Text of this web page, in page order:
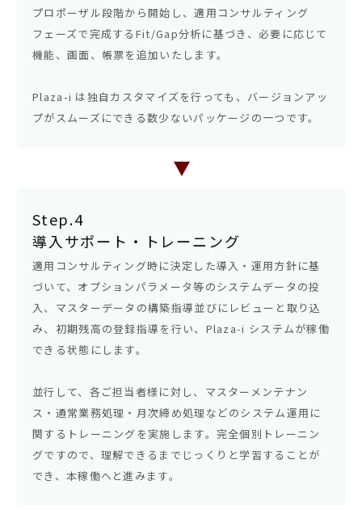
プロポーザル段階から開始し、適用コンサルティング
フェーズで完成するFit/Gap分析に基づき、必要に応じて
機能、画面、帳票を追加いたします。
Plaza-i は独自カスタマイズを行っても、バージョンアッ
プがスムーズにできる数少ないパッケージの一つです。
Step.4
導入サポート・トレーニング
適用コンサルティング時に決定した導入・運用方針に基
づいて、オプションパラメータ等のシステムデータの投
入、マスターデータの構築指導並びにレビューと取り込
み、初期残高の登録指導を行い、Plaza-i システムが稼働
できる状態にします。
並行して、各ご担当者様に対し、マスターメンテナン
ス・通常業務処理・月次締め処理などのシステム運用に
関するトレーニングを実施します。完全個別トレーニン
グですので、理解できるまでじっくりと学習することが
でき、本稼働へと進みます。